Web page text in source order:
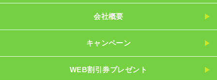
会社概要
キャンペーン
WEB割引券プレゼント